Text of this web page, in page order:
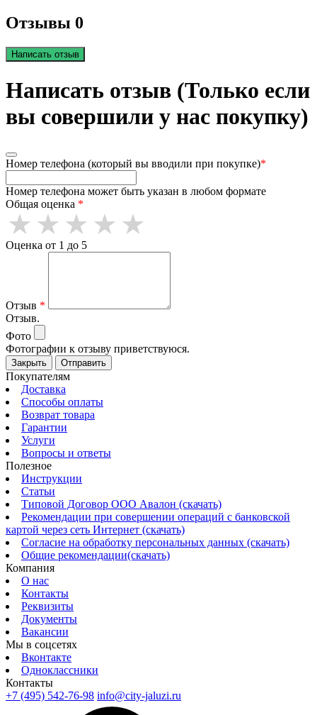
Отзывы 0
Написать отзыв
Написать отзыв (Только если
вы совершили у нас покупку)
Номер телефона (который вы вводили при покупке)*
Номер телефона может быть указан в любом формате
Общая оценка *
Оценка от 1 до 5
Отзыв *
Отзыв.
Фото
Фотографии к отзыву приветствуюся.
Закрыть Отправить
Покупателям
Доставка
Способы оплаты
Возврат товара
Гарантии
Услуги
Вопросы и ответы
Полезное
Инструкции
Статьи
Типовой Договор ООО Авалон (скачать)
Рекомендации при совершении операций с банковской
картой через сеть Интернет (скачать)
Согласие на обработку персональных данных (скачать)
Общие рекомендации(скачать)
Компания
О нас
Контакты
Реквизиты
Документы
Вакансии
Мы в соцсетях
Вконтакте
Одноклассники
Контакты
+7 (495) 542-76-98 info@city-jaluzi.ru